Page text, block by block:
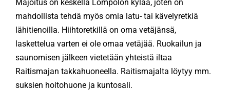
RETKEILIJÄ-LEHTI
KÄMPÄT
Majoitus on keskellä Lompolon kylää, joten on
mahdollista tehdä myös omia latu- tai kävelyretkiä
lähitienoilla. Hiihtoretkillä on oma vetäjänsä,
laskettelua varten ei ole omaa vetäjää. Ruokailun ja
saunomisen jälkeen vietetään yhteistä iltaa
Raitismajan takkahuoneella. Raitismajalta löytyy mm.
suksien hoitohuone ja kuntosali.